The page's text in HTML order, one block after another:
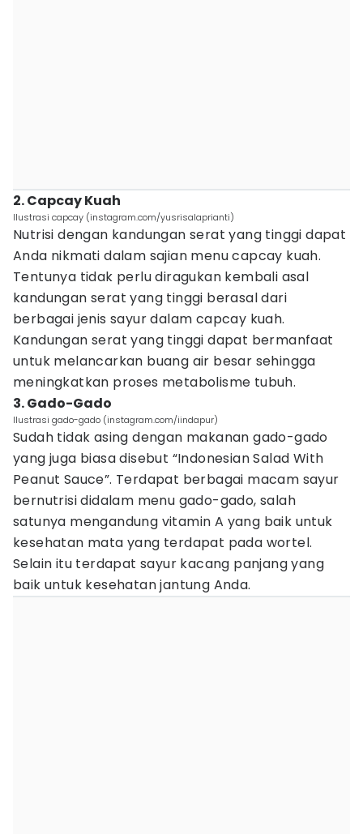
2. Capcay Kuah
Ilustrasi capcay (instagram.com/yusrisalaprianti)
Nutrisi dengan kandungan serat yang tinggi dapat
Anda nikmati dalam sajian menu capcay kuah.
Tentunya tidak perlu diragukan kembali asal
kandungan serat yang tinggi berasal dari
berbagai jenis sayur dalam capcay kuah.
Kandungan serat yang tinggi dapat bermanfaat
untuk melancarkan buang air besar sehingga
meningkatkan proses metabolisme tubuh.
3. Gado-Gado
Ilustrasi gado-gado (instagram.com/iindapur)
Sudah tidak asing dengan makanan gado-gado
yang juga biasa disebut “Indonesian Salad With
Peanut Sauce”. Terdapat berbagai macam sayur
bernutrisi didalam menu gado-gado, salah
satunya mengandung vitamin A yang baik untuk
kesehatan mata yang terdapat pada wortel.
Selain itu terdapat sayur kacang panjang yang
baik untuk kesehatan jantung Anda.